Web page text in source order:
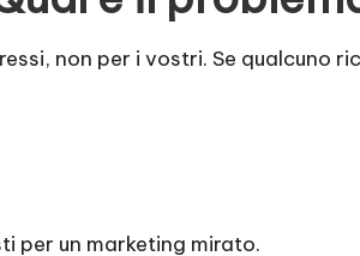
non per i vostri. Se qualcuno
per un marketing mirato.